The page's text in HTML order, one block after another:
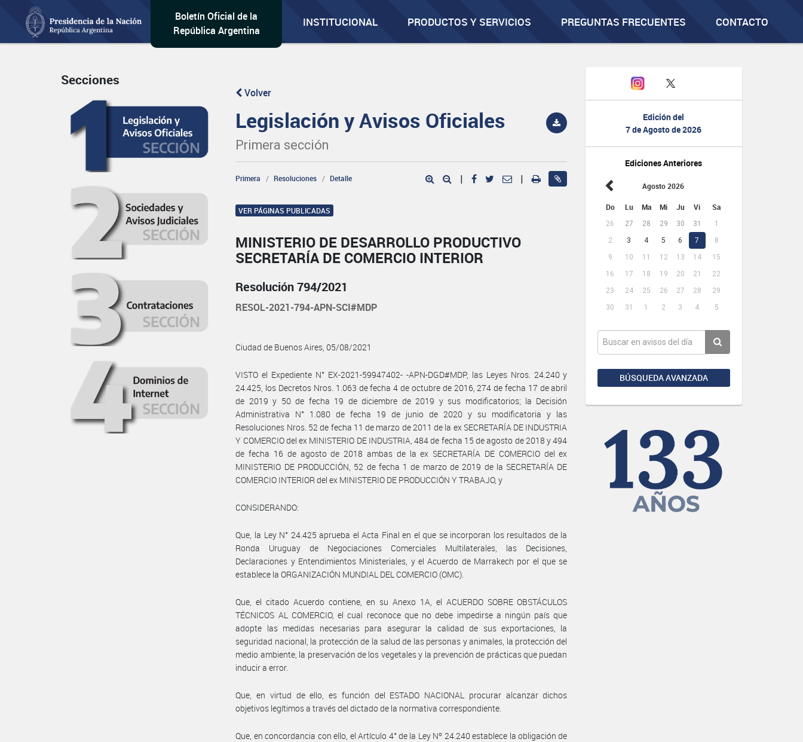
Boletín Oficial de la
República Argentina
INSTITUCIONAL PRODUCTOS Y SERVICIOS PREGUNTAS FRECUENTES CONTACTO
Edición del
7 de Agosto de 2026
Ediciones Anteriores
Agosto 2026
Do Lu Ma Mi Ju Vi Sa
26 27 28 29 30 31
1
2
3 4 5 6 7
8
9
10 11 12 13 14
15
16
17 18 19 20 21
22
23
24 25 26 27 28
29
30
31 1 2 3 4 5
BÚSQUEDA AVANZADA
Secciones
Volver
Legislación y Avisos Oficiales
Primera sección
Primera Resoluciones Detalle | |
VER PÁGINAS PUBLICADAS
MINISTERIO DE DESARROLLO PRODUCTIVO
SECRETARÍA DE COMERCIO INTERIOR
Resolución 794/2021
RESOL-2021-794-APN-SCI#MDP
Ciudad de Buenos Aires, 05/08/2021
VISTO el Expediente N° EX-2021-59947402- -APN-DGD#MDP, las Leyes Nros. 24.240 y
24.425, los Decretos Nros. 1.063 de fecha 4 de octubre de 2016, 274 de fecha 17 de abril
de 2019 y 50 de fecha 19 de diciembre de 2019 y sus modificatorios; la Decisión
Administrativa N° 1.080 de fecha 19 de junio de 2020 y su modificatoria y las
Resoluciones Nros. 52 de fecha 11 de marzo de 2011 de la ex SECRETARÍA DE INDUSTRIA
Y COMERCIO del ex MINISTERIO DE INDUSTRIA, 484 de fecha 15 de agosto de 2018 y 494
de fecha 16 de agosto de 2018 ambas de la ex SECRETARÍA DE COMERCIO del ex
MINISTERIO DE PRODUCCIÓN, 52 de fecha 1 de marzo de 2019 de la SECRETARÍA DE
COMERCIO INTERIOR del ex MINISTERIO DE PRODUCCIÓN Y TRABAJO, y
CONSIDERANDO:
Que, la Ley N° 24.425 aprueba el Acta Final en el que se incorporan los resultados de la
Ronda Uruguay de Negociaciones Comerciales Multilaterales, las Decisiones,
Declaraciones y Entendimientos Ministeriales, y el Acuerdo de Marrakech por el que se
establece la ORGANIZACIÓN MUNDIAL DEL COMERCIO (OMC).
Que, el citado Acuerdo contiene, en su Anexo 1A, el ACUERDO SOBRE OBSTÁCULOS
TÉCNICOS AL COMERCIO, el cual reconoce que no debe impedirse a ningún país que
adopte las medidas necesarias para asegurar la calidad de sus exportaciones, la
seguridad nacional, la protección de la salud de las personas y animales, la protección del
medio ambiente, la preservación de los vegetales y la prevención de prácticas que puedan
inducir a error.
Que, en virtud de ello, es función del ESTADO NACIONAL procurar alcanzar dichos
objetivos legítimos a través del dictado de la normativa correspondiente.
Que, en concordancia con ello, el Artículo 4° de la Ley Nº 24.240 establece la obligación de